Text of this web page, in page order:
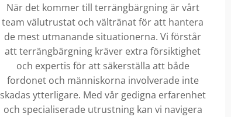
När det kommer till terrängbärgning är vårt
team välutrustat och vältränat för att hantera
de mest utmanande situationerna. Vi förstår
att terrängbärgning kräver extra försiktighet
och expertis för att säkerställa att både
fordonet och människorna involverade inte
skadas ytterligare. Med vår gedigna erfarenhet
och specialiserade utrustning kan vi navigera